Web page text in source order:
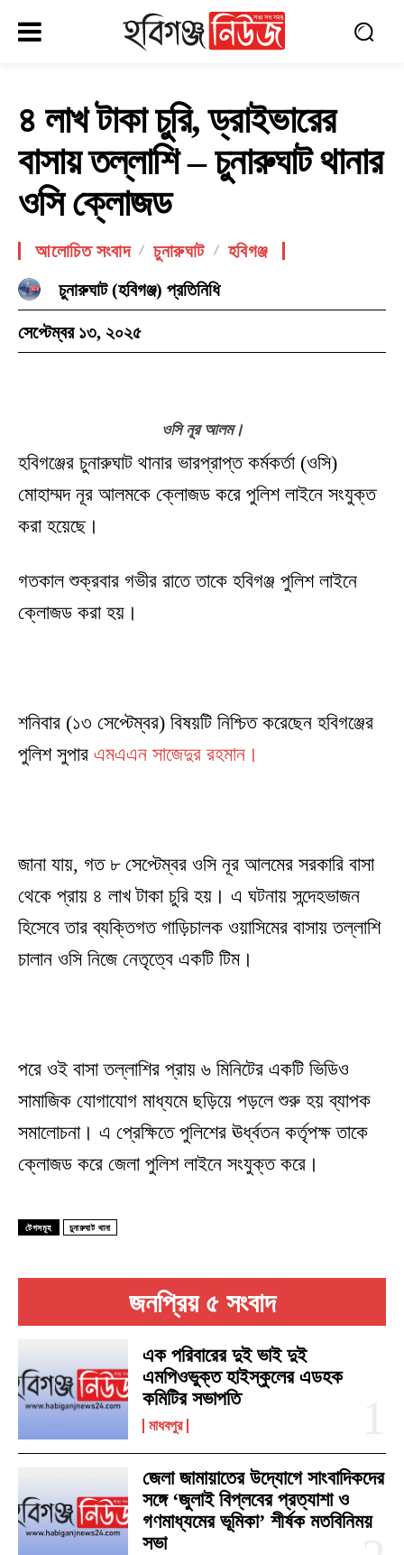
জনপ্রিয় ৫ সংবাদ
এক পরিবারের দুই ভাই দুই
এমপিওভুক্ত হাইস্কুলের এডহক
কমিটির সভাপতি
মাধবপুর
জেলা জামায়াতের উদ্যোগে সাংবাদিকদের
সঙ্গে ‘জুলাই বিপ্লবের প্রত্যাশা ও
গণমাধ্যমের ভূমিকা’ শীর্ষক মতবিনিময়
সভা
৪ লাখ টাকা চুরি, ড্রাইভারের
বাসায় তল্লাশি – চুনারুঘাট থানার
ওসি ক্লোজড
আলোচিত সংবাদ চুনারুঘাট
হবিগঞ্জ
চুনারুঘাট (হবিগঞ্জ) প্রতিনিধি
সেপ্টেম্বর ১৩, ২০২৫
ওসি নূর আলম।
হবিগঞ্জের চুনারুঘাট থানার ভারপ্রাপ্ত কর্মকর্তা (ওসি)
মোহাম্মদ নূর আলমকে ক্লোজড করে পুলিশ লাইনে সংযুক্ত
করা হয়েছে।
গতকাল শুক্রবার গভীর রাতে তাকে হবিগঞ্জ পুলিশ লাইনে
ক্লোজড করা হয়।
শনিবার (১৩ সেপ্টেম্বর) বিষয়টি নিশ্চিত করেছেন হবিগঞ্জের
পুলিশ সুপার এমএএন সাজেদুর রহমান।
জানা যায়, গত ৮ সেপ্টেম্বর ওসি নূর আলমের সরকারি বাসা
থেকে প্রায় ৪ লাখ টাকা চুরি হয়। এ ঘটনায় সন্দেহভাজন
হিসেবে তার ব্যক্তিগত গাড়িচালক ওয়াসিমের বাসায় তল্লাশি
চালান ওসি নিজে নেতৃত্বে একটি টিম।
পরে ওই বাসা তল্লাশির প্রায় ৬ মিনিটের একটি ভিডিও
সামাজিক যোগাযোগ মাধ্যমে ছড়িয়ে পড়লে শুরু হয় ব্যাপক
সমালোচনা। এ প্রেক্ষিতে পুলিশের ঊর্ধ্বতন কর্তৃপক্ষ তাকে
ক্লোজড করে জেলা পুলিশ লাইনে সংযুক্ত করে।
টেগসমূহ চুনারুঘাট থানা